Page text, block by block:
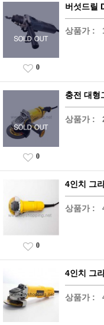
버섯드릴
상품가 :
0
충전 대형
상품가 :
0
4인치 그
상품가 :
0
4인치 그
상품가 :